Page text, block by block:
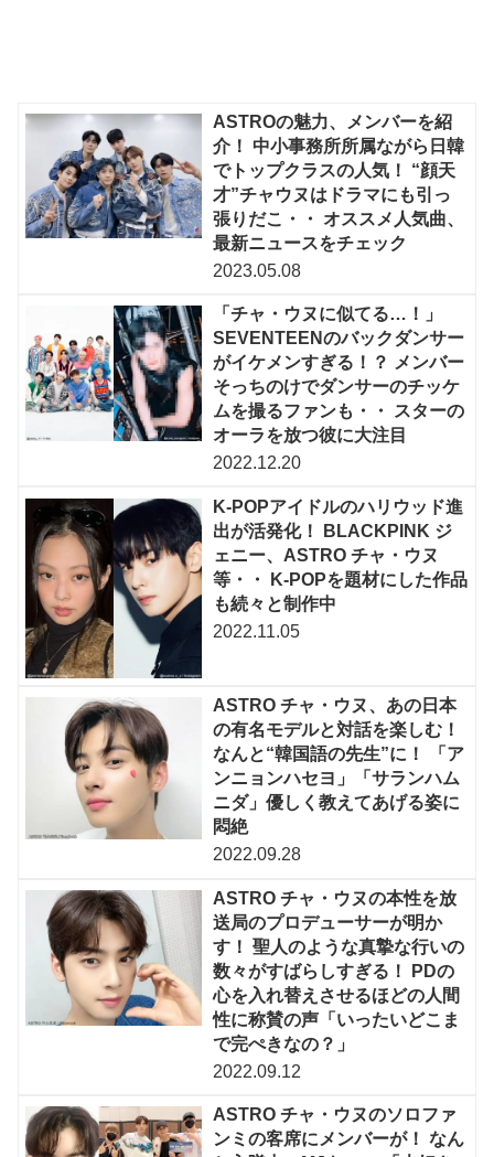
ASTROの魅力、メンバーを紹
介！ 中小事務所所属ながら日韓
でトップクラスの人気！ “顔天
才”チャウヌはドラマにも引っ
張りだこ・・ オススメ人気曲、
最新ニュースをチェック
2023.05.08
「チャ・ウヌに似てる…！」
SEVENTEENのバックダンサー
がイケメンすぎる！？ メンバー
そっちのけでダンサーのチッケ
ムを撮るファンも・・ スターの
オーラを放つ彼に大注目
2022.12.20
K-POPアイドルのハリウッド進
出が活発化！ BLACKPINK ジ
ェニー、ASTRO チャ・ウヌ
等・・ K-POPを題材にした作品
も続々と制作中
2022.11.05
ASTRO チャ・ウヌ、あの日本
の有名モデルと対話を楽しむ！
なんと“韓国語の先生”に！ 「ア
ンニョンハセヨ」「サランハム
ニダ」優しく教えてあげる姿に
悶絶
2022.09.28
ASTRO チャ・ウヌの本性を放
送局のプロデューサーが明か
す！ 聖人のような真摯な行いの
数々がすばらしすぎる！ PDの
心を入れ替えさせるほどの人間
性に称賛の声「いったいどこま
で完ぺきなの？」
2022.09.12
ASTRO チャ・ウヌのソロファ
ンミの客席にメンバーが！ なん